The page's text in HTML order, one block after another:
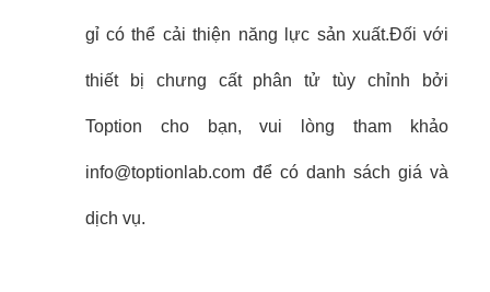
gỉ có thể cải thiện năng lực sản xuất.Đối với
thiết bị chưng cất phân tử tùy chỉnh bởi
Toption cho bạn, vui lòng tham khảo
info@toptionlab.com để có danh sách giá và
dịch vụ.